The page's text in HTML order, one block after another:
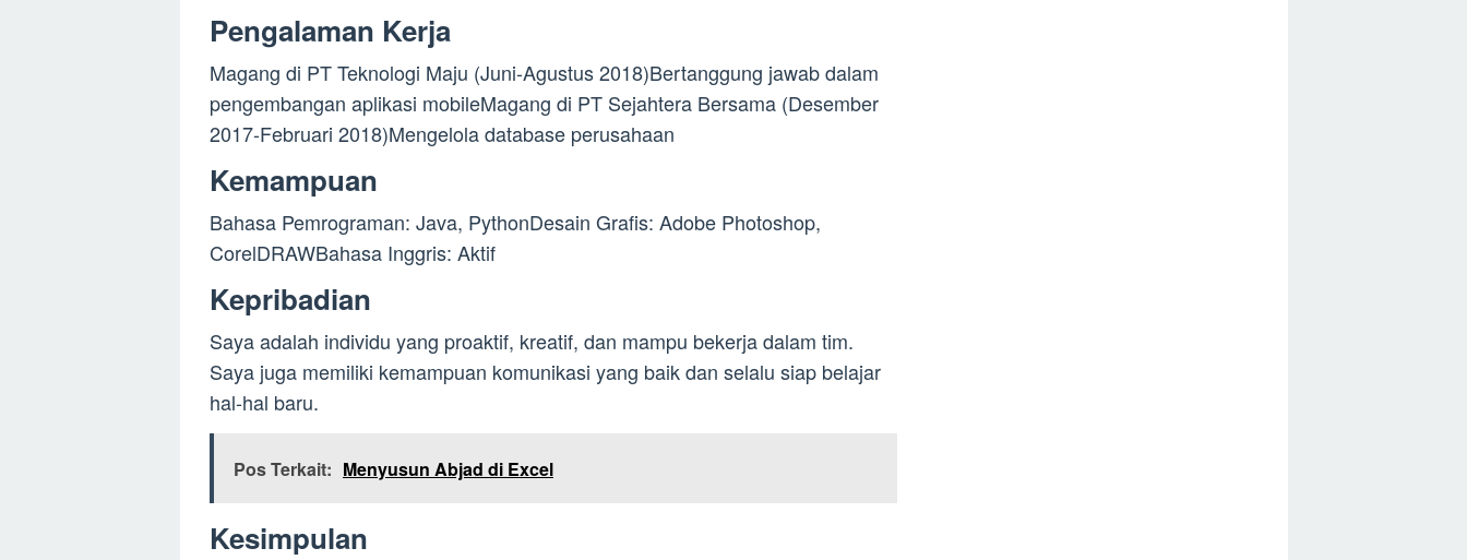
Pengalaman Kerja
Magang di PT Teknologi Maju (Juni-Agustus 2018)Bertanggung jawab dalam
pengembangan aplikasi mobileMagang di PT Sejahtera Bersama (Desember
2017-Februari 2018)Mengelola database perusahaan
Kemampuan
Bahasa Pemrograman: Java, PythonDesain Grafis: Adobe Photoshop,
CorelDRAWBahasa Inggris: Aktif
Kepribadian
Saya adalah individu yang proaktif, kreatif, dan mampu bekerja dalam tim.
Saya juga memiliki kemampuan komunikasi yang baik dan selalu siap belajar
hal-hal baru.
Pos Terkait: Menyusun Abjad di Excel
Kesimpulan